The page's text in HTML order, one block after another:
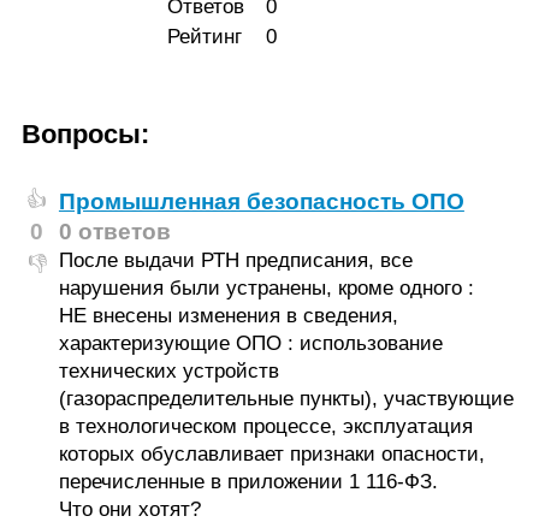
Ответов
0
Рейтинг
0
Вопросы:
👍
0
👎
Промышленная безопасность ОПО
0 ответов
После выдачи РТН предписания, все
нарушения были устранены, кроме одного :
НЕ внесены изменения в сведения,
характеризующие ОПО : использование
технических устройств
(газораспределительные пункты), участвующие
в технологическом процессе, эксплуатация
которых обуславливает признаки опасности,
перечисленные в приложении 1 116-ФЗ.
Что они хотят?